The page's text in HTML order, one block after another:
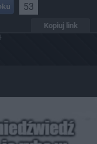
53
Kopiuj link